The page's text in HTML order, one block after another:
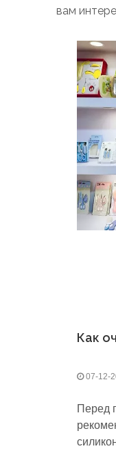
вам
Как
07-12-
Перед